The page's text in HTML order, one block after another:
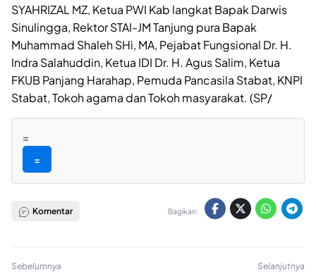
SYAHRIZAL MZ, Ketua PWI Kab langkat Bapak Darwis
Sinulingga, Rektor STAI-JM Tanjung pura Bapak
Muhammad Shaleh SHi, MA, Pejabat Fungsional Dr. H.
Indra Salahuddin, Ketua IDI Dr. H. Agus Salim, Ketua
FKUB Panjang Harahap, Pemuda Pancasila Stabat, KNPI
Stabat, Tokoh agama dan Tokoh masyarakat. (SP/
=
=
Komentar Bagikan:
Sebelumnya
Selanjutnya